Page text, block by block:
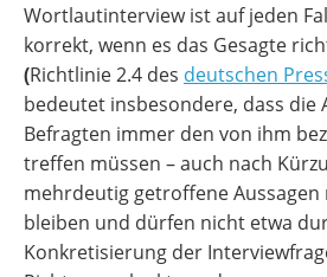
Wortlautinterview ist auf jeden
korrekt, wenn es das Gesagte
(Richtlinie 2.4 des deutschen
bedeutet insbesondere, dass die
Befragten immer den von ihm
treffen müssen – auch nach
mehrdeutig getroffene
bleiben und dürfen nicht etwa
Konkretisierung der